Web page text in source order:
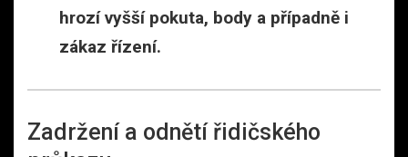
hrozí vyšší pokuta, body a případně i
zákaz řízení.
Zadržení a odnětí řidičského